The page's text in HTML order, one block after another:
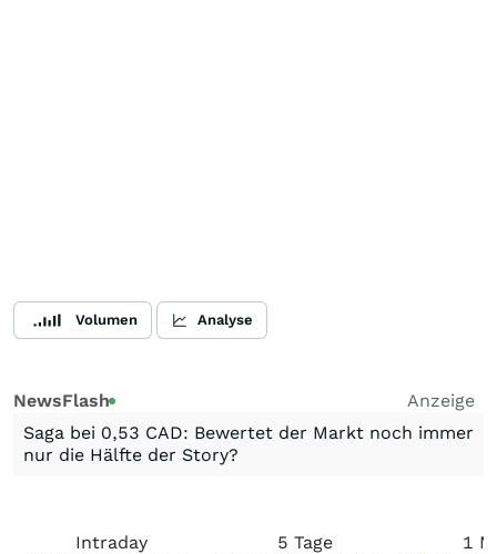
Volumen Analyse
NewsFlash
Anzeige
Saga bei 0,53 CAD: Bewertet der Markt noch immer
nur die Hälfte der Story?
Intraday 5 Tage 1